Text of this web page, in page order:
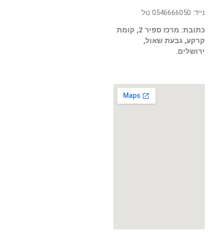
נייד: 0546666050 טל
כתובת: מרכז ספיר 2, קומת
קרקע, גבעת שאול,
ירושלים.